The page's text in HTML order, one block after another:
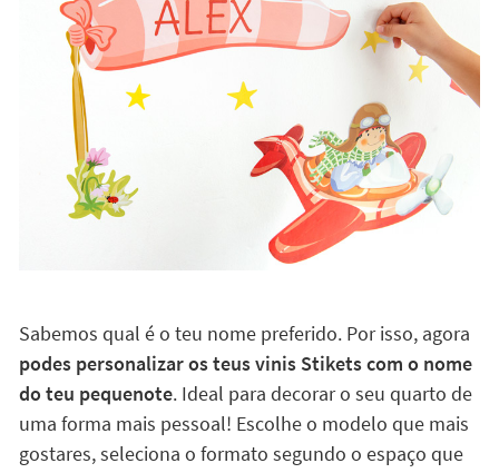
Não deixa marcas e não perde a sua adesão
Personalizáveis com o seu nome